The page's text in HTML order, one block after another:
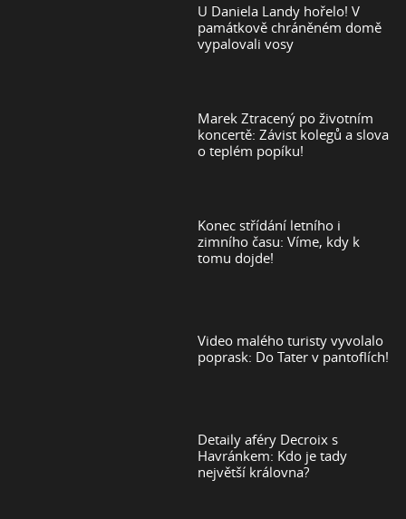
U Daniela Landy hořelo! V
památkově chráněném domě
vypalovali vosy
Marek Ztracený po životním
koncertě: Závist kolegů a slova
o teplém popíku!
Konec střídání letního i
zimního času: Víme, kdy k
tomu dojde!
Video malého turisty vyvolalo
poprask: Do Tater v pantoflích!
Detaily aféry Decroix s
Havránkem: Kdo je tady
největší královna?